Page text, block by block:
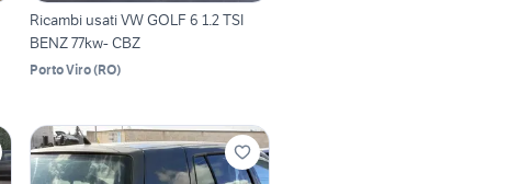
Ricambi usati VW GOLF 6 1.2 TSI
BENZ 77kw- CBZ
Porto Viro(RO)